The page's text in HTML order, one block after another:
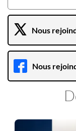
Nous
Nous